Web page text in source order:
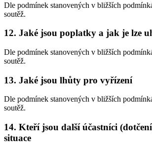
Dle podmínek stanovených v bližších
soutěž.
12. Jaké jsou poplatky a jak je lze
Dle podmínek stanovených v bližších
soutěž.
13. Jaké jsou lhůty pro vyřízení
Dle podmínek stanovených v bližších
soutěž.
14. Kteří jsou další účastníci
situace